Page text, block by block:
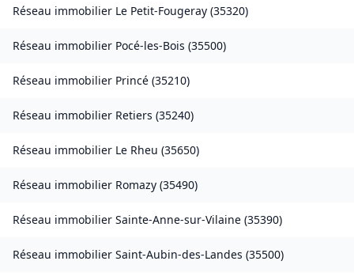
Réseau immobilier Le Petit-Fougeray (35320)
Réseau immobilier Pocé-les-Bois (35500)
Réseau immobilier Princé (35210)
Réseau immobilier Retiers (35240)
Réseau immobilier Le Rheu (35650)
Réseau immobilier Romazy (35490)
Réseau immobilier Sainte-Anne-sur-Vilaine (35390)
Réseau immobilier Saint-Aubin-des-Landes (35500)